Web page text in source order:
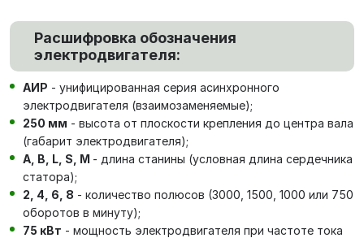
Расшифровка обозначения
электродвигателя:
АИР - унифицированная серия асинхронного
электродвигателя (взаимозаменяемые);
250 мм - высота от плоскости крепления до центра вала
(габарит электродвигателя);
А, В, L, S, М - длина станины (условная длина сердечника
статора);
2, 4, 6, 8 - количество полюсов (3000, 1500, 1000 или 750
оборотов в минуту);
75 кВт - мощность электродвигателя при частоте тока